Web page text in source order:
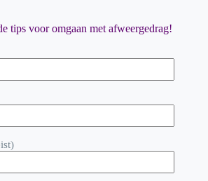
tips voor omgaan met afweergedrag!